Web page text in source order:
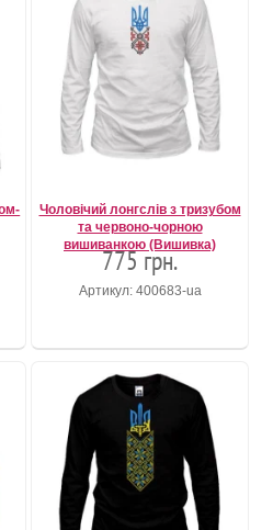
Чоловічий лонгслів з тризубом
та червоно-чорною
вишиванкою (Вишивка)
775 грн.
Артикул: 400683-ua